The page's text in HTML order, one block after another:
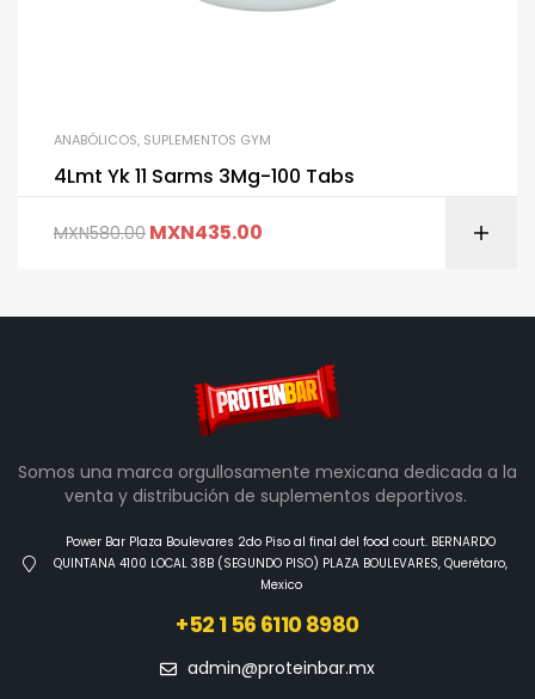
ANABÓLICOS, SUPLEMENTOS GYM
4Lmt Yk 11 Sarms 3Mg-100 Tabs
MXN580.00 MXN435.00
Somos una marca orgullosamente mexicana dedicada a la
venta y distribución de suplementos deportivos.
Power Bar Plaza Boulevares 2do Piso al final del food court. BERNARDO
QUINTANA 4100 LOCAL 38B (SEGUNDO PISO) PLAZA BOULEVARES, Querétaro,
Mexico
+52 1 56 6110 8980
admin@proteinbar.mx